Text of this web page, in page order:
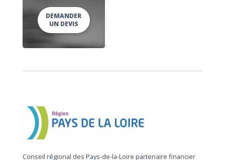
DEMANDER
UN DEVIS
Conseil régional des Pays-de-la-Loire partenaire financier